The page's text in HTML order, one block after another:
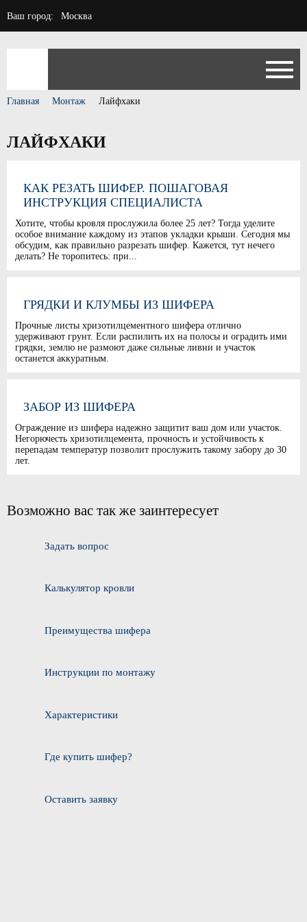
Ваш город: Москва
Главная Монтаж Лайфхаки
ЛАЙФХАКИ
КАК РЕЗАТЬ ШИФЕР. ПОШАГОВАЯ
ИНСТРУКЦИЯ СПЕЦИАЛИСТА
Хотите, чтобы кровля прослужила более 25 лет? Тогда уделите
особое внимание каждому из этапов укладки крыши. Сегодня мы
обсудим, как правильно разрезать шифер. Кажется, тут нечего
делать? Не торопитесь: при...
ГРЯДКИ И КЛУМБЫ ИЗ ШИФЕРА
Прочные листы хризотилцементного шифера отлично
удерживают грунт. Если распилить их на полосы и оградить ими
грядки, землю не размоют даже сильные ливни и участок
останется аккуратным.
ЗАБОР ИЗ ШИФЕРА
Ограждение из шифера надежно защитит ваш дом или участок.
Негорючесть хризотилцемента, прочность и устойчивость к
перепадам температур позволит прослужить такому забору до 30
лет.
Возможно вас так же заинтересует
Задать вопрос
Калькулятор кровли
Преимущества шифера
Инструкции по монтажу
Характеристики
Где купить шифер?
Оставить заявку